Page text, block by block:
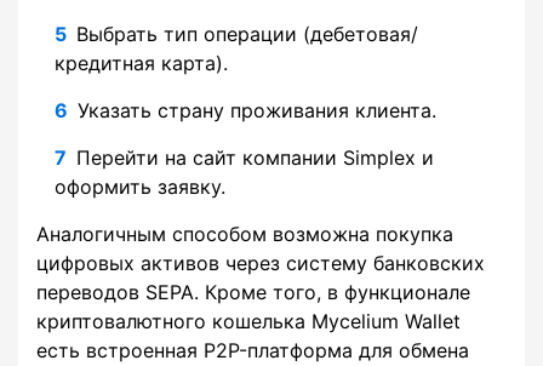
Выбрать тип операции (дебетовая/
кредитная карта).
Указать страну проживания клиента.
Перейти на сайт компании Simplex и
оформить заявку.
Аналогичным способом возможна покупка
цифровых активов через систему банковских
переводов SEPA. Кроме того, в функционале
криптовалютного кошелька Mycelium Wallet
есть встроенная P2P-платформа для обмена